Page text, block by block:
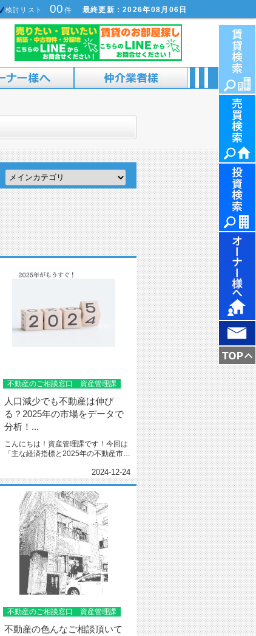
検討リスト 00 件 最終更新：2026年08月06日
不動産のご相談窓口 資産管理課
人口減少でも不動産は伸び
る？2025年の市場をデータで
分析！...
こんにちは！資産管理課です！今回は
「主な経済指標と2025年の不動産市況
2024-12-24
不動産のご相談窓口 資産管理課
不動産の色んなご相談頂いて